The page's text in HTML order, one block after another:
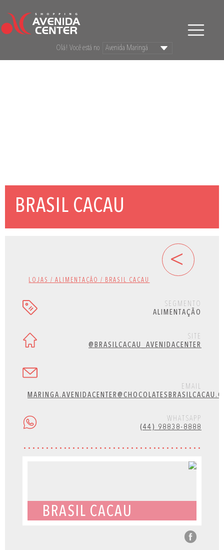
Olá! Você está no
BRASIL CACAU
LOJAS / ALIMENTAÇÃO / BRASIL CACAU
<
SEGMENTO
ALIMENTAÇÃO
SITE
@BRASILCACAU_AVENIDACENTER
EMAIL
WHATSAPP
(44) 98838-8888
BRASIL CACAU